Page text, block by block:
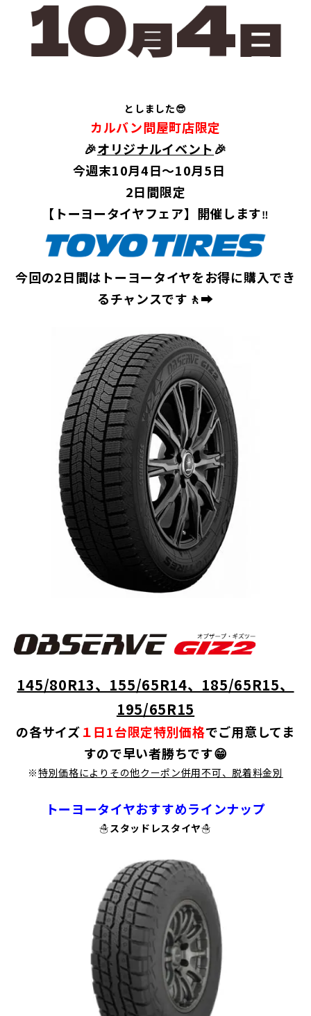
としました😎
カルバン問屋町店限定
🎉オリジナルイベント🎉
今週末10月4日～10月5日
2日間限定
【トーヨータイヤフェア】開催します‼️
今回の2日間はトーヨータイヤをお得に購入でき
るチャンスです🚶‍➡️
145/80R13、155/65R14、185/65R15、
195/65R15
の各サイズ１日1台限定特別価格でご用意してま
すので早い者勝ちです😁
※特別価格によりその他クーポン併用不可、脱着料金別
トーヨータイヤおすすめラインナップ
☃️スタッドレスタイヤ☃️